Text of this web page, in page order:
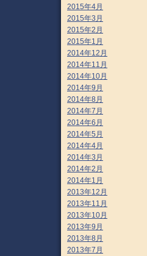
2015年4月
2015年3月
2015年2月
2015年1月
2014年12月
2014年11月
2014年10月
2014年9月
2014年8月
2014年7月
2014年6月
2014年5月
2014年4月
2014年3月
2014年2月
2014年1月
2013年12月
2013年11月
2013年10月
2013年9月
2013年8月
2013年7月